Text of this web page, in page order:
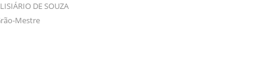
DE SOUZA
Mestre